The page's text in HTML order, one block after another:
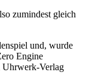
zumindest gleich
und, wurde
Engine
Uhrwerk-Verlag